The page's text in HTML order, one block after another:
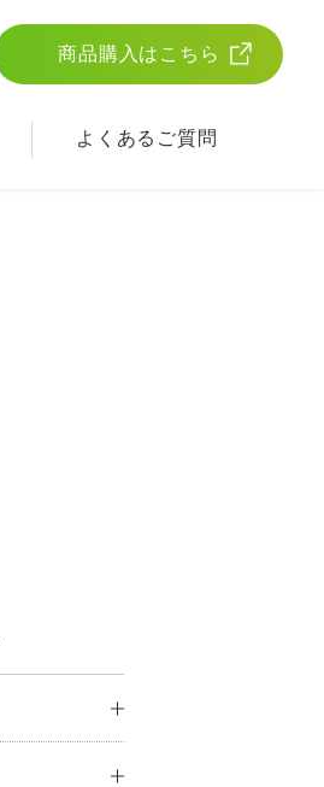
商品購入はこちら
よくあるご質問